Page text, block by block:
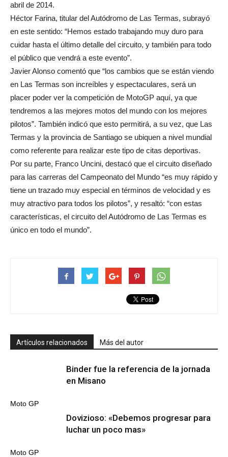
abril de 2014.
Héctor Farina, titular del Autódromo de Las Termas, subrayó
en este sentido: “Hemos estado trabajando muy duro para
cuidar hasta el último detalle del circuito, y también para todo
el público que vendrá a este evento”.
Javier Alonso comentó que “los cambios que se están viendo
en Las Termas son increíbles y espectaculares, será un
placer poder ver la competición de MotoGP aquí, ya que
tendremos a las mejores motos del mundo con los mejores
pilotos”. También indicó que esto permitirá, a su vez, que Las
Termas y la provincia de Santiago se ubiquen a nivel mundial
como referente para realizar este tipo de citas deportivas.
Por su parte, Franco Uncini, destacó que el circuito diseñado
para las carreras del Campeonato del Mundo “es muy rápido y
tiene un trazado muy especial en términos de velocidad y es
muy atractivo para todos los pilotos”, y resaltó: “con estas
características, el circuito del Autódromo de Las Termas es
único en todo el mundo”.
Artículos relacionados Más del autor
Moto GP
Binder fue la referencia de la jornada
en Misano
Moto GP
Dovizioso: «Debemos progresar para
luchar un poco mas»